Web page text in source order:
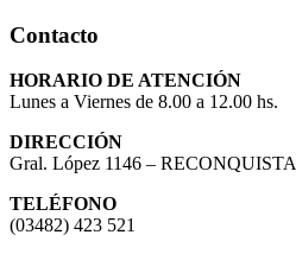
Contacto
HORARIO DE ATENCIÓN
Lunes a Viernes de 8.00 a 12.00 hs.
DIRECCIÓN
Gral. López 1146 – RECONQUISTA
TELÉFONO
(03482) 423 521